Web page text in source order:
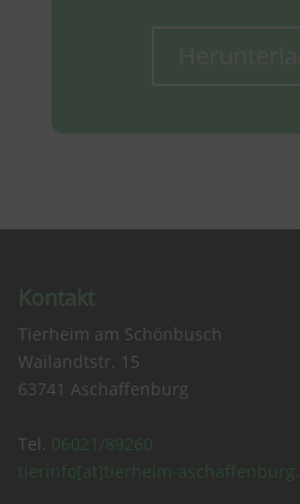
Kontakt
Tierheim am Schönbusch
Wailandtstr. 15
63741 Aschaffenburg
Tel. 06021/89260
tierinfo[at]tierheim-